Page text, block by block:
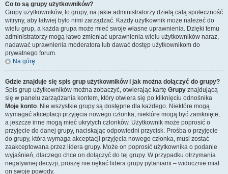
Co to są grupy użytkowników?
Grupy użytkowników, to grupy, na jakie administratorzy dzielą całą społeczność
witryny, aby łatwiej było nimi zarządzać. Każdy użytkownik może należeć do
wielu grup, a każda grupa może mieć swoje własne uprawnienia. Dzięki temu
administratorzy mogą łatwo zmieniać uprawnienia wielu użytkowników naraz,
nadawać uprawnienia moderatora lub dawać dostęp użytkownikom do
prywatnego forum.
Na górę
Gdzie znajduje się spis grup użytkowników i jak można dołączyć do grupy?
Spis grup użytkowników można zobaczyć, otwierając kartę Grupy znajdującą
się w panelu zarządzania kontem, który otwiera się po kliknięciu odnośnika
Moje konto. Nie wszystkie grupy są dostępne dla każdego. Niektóre mogą
wymagać akceptacji przyjęcia nowego członka, niektóre mogą być zamknięte,
a jeszcze inne mogą mieć ukrytych członków. Użytkownik może poprosić o
przyjęcie do danej grupy, naciskając odpowiedni przycisk. Prośba o przyjęcie
do grupy, która wymaga akceptacji przyjęcia nowego członka, musi zostać
zaakceptowana przez lidera grupy. Może on poprosić użytkownika o podanie
wyjaśnień, dlaczego chce on dołączyć do tej grupy. W przypadku otrzymania
negatywnej decyzji, proszę nie nękać lidera grupy pytaniami – widocznie miał
on swoje powody.